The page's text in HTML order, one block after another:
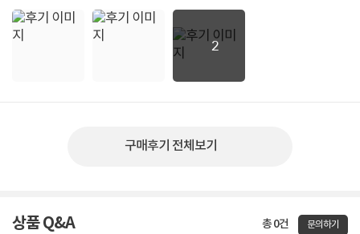
2
구매후기 전체보기
상품 Q&A 총 0건 문의하기